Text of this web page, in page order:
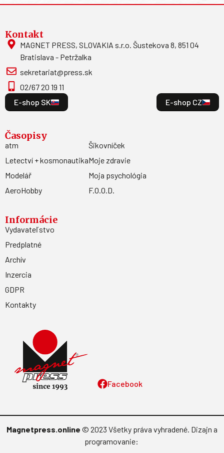
Facebook
Kontakt
MAGNET PRESS, SLOVAKIA s.r.o. Šustekova 8, 851 04
Bratislava - Petržalka
sekretariat@press.sk
02/67 20 19 11
E-shop SK
E-shop CZ
Časopisy
atm
Letectví + kosmonautika
Modelář
AeroHobby
Šikovníček
Moje zdravie
Moja psychológia
F.O.O.D.
Informácie
Vydavateľstvo
Predplatné
Archív
Inzercia
GDPR
Kontakty
Magnetpress.online © 2023 Všetky práva vyhradené. Dizajn a
programovanie: